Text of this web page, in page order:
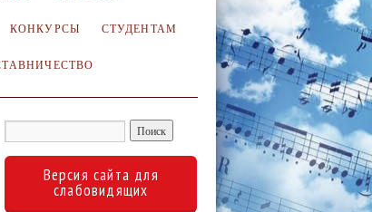
КОНКУРСЫ СТУДЕНТАМ
Версия сайта для
слабовидящих